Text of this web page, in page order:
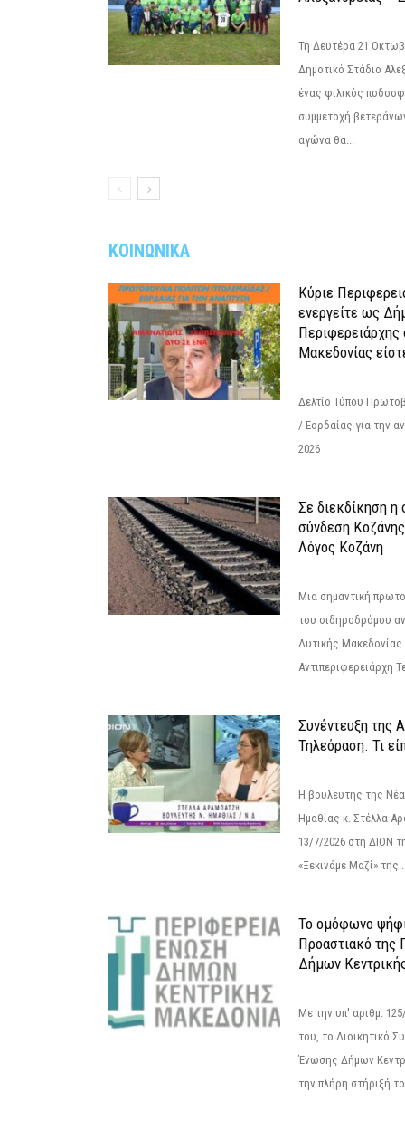
Τη Δευτέρα 21
Δημοτικό Στάδιο
ένας φιλικός
συμμετοχή
αγώνα θα...
ΚΟΙΝΩΝΙΚΑ
Κύριε
ενεργείτε ως
Περιφερειάρχης
Μακεδονίας
Δελτίο Τύπου
/ Εορδαίας για την
2026
Σε διεκδίκηση η
σύνδεση
Λόγος Κοζάνη
Μια σημαντική
του σιδηροδρόμου
Δυτικής
Αντιπεριφερειάρχη
Συνέντευξη της
Τηλεόραση. Τι
Η βουλευτής της
Ημαθίας κ. Στέλλα
13/7/2026 στη ΔΙΟΝ
«Ξεκινάμε Μαζί»
Το ομόφωνο
Προαστιακό της
Δήμων
Με την υπ' αριθμ.
του, το Διοικητικό
Ένωσης Δήμων
την πλήρη στήριξή